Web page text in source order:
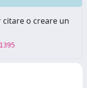
o creare un